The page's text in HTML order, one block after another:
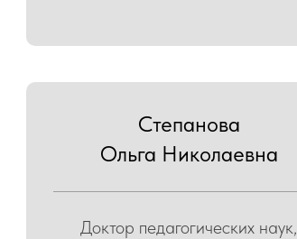
Степанова
Ольга Николаевна
Доктор педагогических наук,